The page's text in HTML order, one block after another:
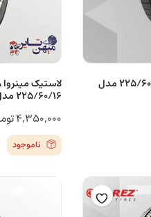
لاستیک جی پلنت کره (2022) 225/60/16 مدل
225/60/16 مدل F209 – یک حلقه
۴,۳۵۰,۰۰۰
ناموجود